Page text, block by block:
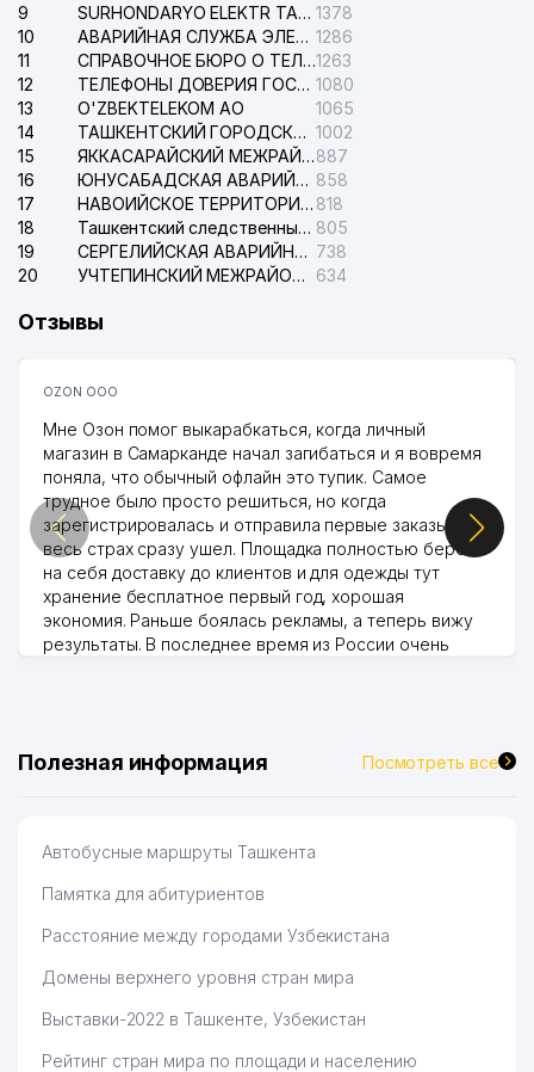
9
SURHONDARYO ELEKTR TARMOKLARI АО 1378
10
АВАРИЙНАЯ СЛУЖБА ЭЛЕКТРОСЕТИ ТАШКЕНТСКОГО РАЙОНА 1286
11
СПРАВОЧНОЕ БЮРО О ТЕЛЕФОНАХ ОРГАНИЗАЦИЙ г. ТАШКЕНТА1263
12
ТЕЛЕФОНЫ ДОВЕРИЯ ГОСУДАРСТВЕННОГО ЦЕНТРА ТЕСТИРОВАНИЯ 1080
13
O'ZBEKTELEKOM АО
1065
14
ТАШКЕНТСКИЙ ГОРОДСКОЙ СУД ПО ГРАЖДАНСКИМ ДЕЛАМ 1002
15
ЯККАСАРАЙСКИЙ МЕЖРАЙОННЫЙ СУД ПО ГРАЖДАНСКИМ ДЕЛАМ887
16
ЮНУСАБАДСКАЯ АВАРИЙНАЯ СЛУЖБА ЭЛЕКТРОСЕТИ 858
17
НАВОИЙСКОЕ ТЕРРИТОРИАЛЬНОЕ ПРЕДПРИЯТИЕ ЭЛЕКТРОСЕТИ АО 818
18
Ташкентский следственный изолятор 805
19
СЕРГЕЛИЙСКАЯ АВАРИЙНАЯ СЛУЖБА ЭЛЕКТРОСЕТИ 738
20
УЧТЕПИНСКИЙ МЕЖРАЙОННЫЙ СУД ПО ГРАЖДАНСКИМ ДЕЛАМ 634
Отзывы
OZON ООО
Мне Озон помог выкарабкаться, когда личный
магазин в Самарканде начал загибаться и я вовремя
поняла, что обычный офлайн это тупик. Самое
трудное было просто решиться, но когда
зарегистрировалась и отправила первые заказы,
весь страх сразу ушел. Площадка полностью берет
на себя доставку до клиентов и для одежды тут
хранение бесплатное первый год, хорошая
экономия. Раньше боялась рекламы, а теперь вижу
результаты. В последнее время из России очень
Полезная информация Посмотреть все
Автобусные маршруты Ташкента
Памятка для абитуриентов
Расстояние между городами Узбекистана
Домены верхнего уровня стран мира
Выставки-2022 в Ташкенте, Узбекистан
Рейтинг стран мира по площади и населению